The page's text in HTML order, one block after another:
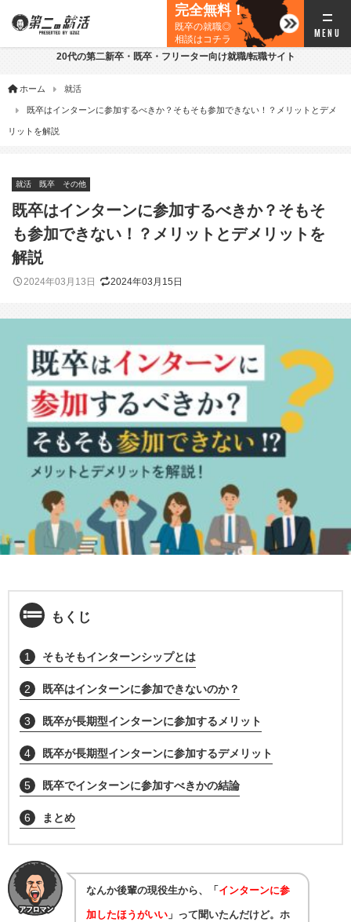
完全無料！
既卒の就職◎
相談はコチラ
20代の第二新卒・既卒・フリーター向け就職/転職サイト
ホーム 就活
既卒はインターンに参加するべきか？そもそも参加できない！？メリットとデメ
リットを解説
就活 既卒 その他
既卒はインターンに参加するべきか？そもそ
も参加できない！？メリットとデメリットを
解説
2024年03月13日 2024年03月15日
もくじ
1 そもそもインターンシップとは
2 既卒はインターンに参加できないのか？
3 既卒が長期型インターンに参加するメリット
4 既卒が長期型インターンに参加するデメリット
5 既卒でインターンに参加すべきかの結論
6 まとめ
なんか後輩の現役生から、「 インターンに参
加したほうがいい」って聞いたんだけど。ホ